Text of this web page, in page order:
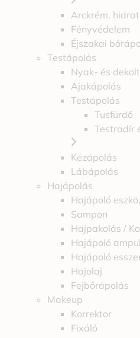
Arckrém,
Fényvédelem
Éjszakai
Testápolás
Nyak- és
Ajakápolás
Testápolás
Tusfürdő
Testradír
Kézápolás
Lábápolás
Hajápolás
Hajápoló
Sampon
Hajpakolás /
Hajápoló
Hajápoló
Hajolaj
Fejbőrápolás
Makeup
Korrektor
Fixáló